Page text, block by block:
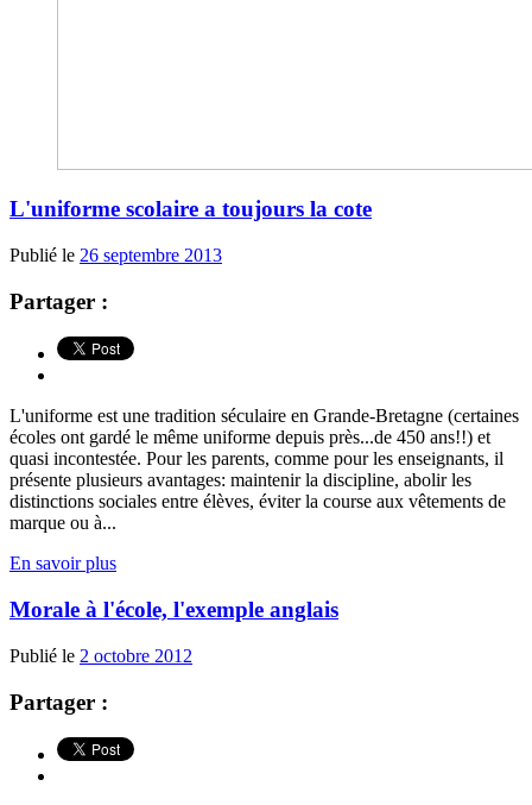
L'uniforme scolaire a toujours la cote
Publié le 26 septembre 2013
Partager :
L'uniforme est une tradition séculaire en Grande-Bretagne (certaines
écoles ont gardé le même uniforme depuis près...de 450 ans!!) et
quasi incontestée. Pour les parents, comme pour les enseignants, il
présente plusieurs avantages: maintenir la discipline, abolir les
distinctions sociales entre élèves, éviter la course aux vêtements de
marque ou à...
En savoir plus
Morale à l'école, l'exemple anglais
Publié le 2 octobre 2012
Partager :